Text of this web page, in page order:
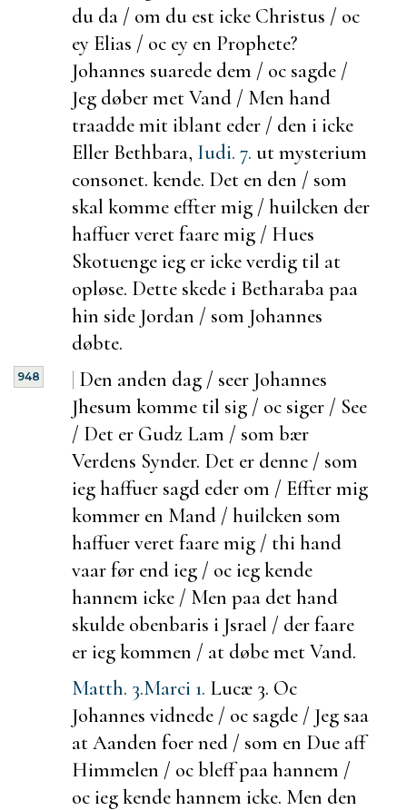
du da / om du est icke Christus / oc
ey Elias / oc ey en Prophete?
Johannes suarede dem / oc sagde /
Jeg døber met Vand / Men hand
traadde mit iblant eder / den i icke
Eller Bethbara, Iudi. 7. ut mysterium
consonet. kende. Det en den / som
skal komme effter mig / huilcken der
haffuer veret faare mig / Hues
Skotuenge ieg er icke verdig til at
opløse. Dette skede i Betharaba paa
hin side Jordan / som Johannes
døbte.
|
948
Den anden dag / seer Johannes
Jhesum komme til sig / oc siger / See
/ Det er Gudz Lam / som bær
Verdens Synder. Det er denne / som
ieg haffuer sagd eder om / Effter mig
kommer en Mand / huilcken som
haffuer veret faare mig / thi hand
vaar før end ieg / oc ieg kende
hannem icke / Men paa det hand
skulde obenbaris i Jsrael / der faare
er ieg kommen / at døbe met Vand.
Matth. 3.Marci 1. Lucæ 3. Oc
Johannes vidnede / oc sagde / Jeg saa
at Aanden foer ned / som en Due aff
Himmelen / oc bleff paa hannem /
oc ieg kende hannem icke. Men den